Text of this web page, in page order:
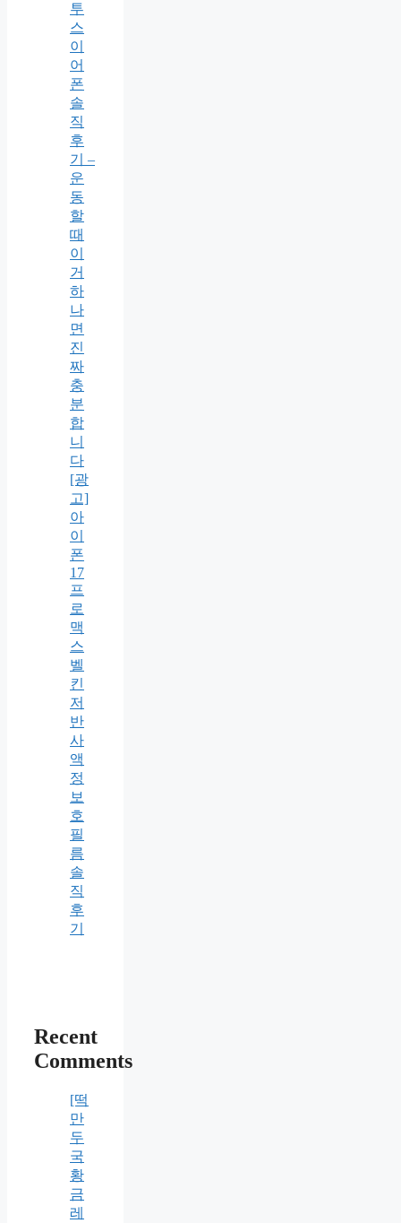
투
스
이
어
폰
솔
직
후
기 –
운
동
할
때
이
거
하
나
면
진
짜
충
분
합
니
다
[광
고]
아
이
폰
17
프
로
맥
스
벨
킨
저
반
사
액
정
보
호
필
름
솔
직
후
기
Recent
Comments
[떡
만
두
국
황
금
레